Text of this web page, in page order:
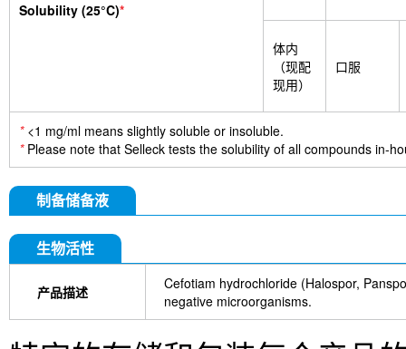
Solubility (25°C)*
体内
（现配
现用）
口服
*<1 mg/ml means slightly soluble or insoluble.
*Please note that Selleck tests the solubility of all compounds in-
制备储备液
生物活性
产品描述
Cefotiam hydrochloride (Halospor,
negative microorganisms.